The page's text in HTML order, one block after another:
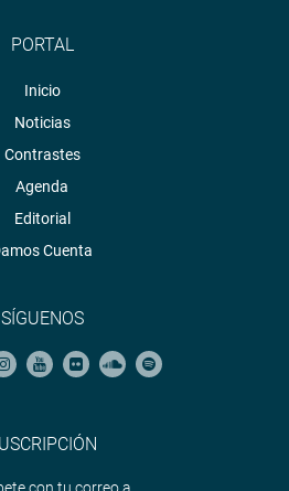
PORTAL
Inicio
Noticias
Contrastes
Agenda
Editorial
Cuenta
SÍGUENOS